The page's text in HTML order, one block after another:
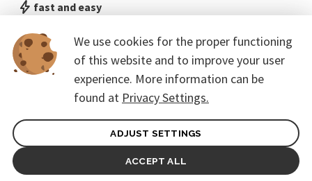
We use cookies for the proper functioning
of this website and to improve your user
experience. More information can be
found at Privacy Settings.
ADJUST SETTINGS
ACCEPT ALL
fast and easy
General terms of contract for Customers
Protection of personal data
© 2026. CoreEvent